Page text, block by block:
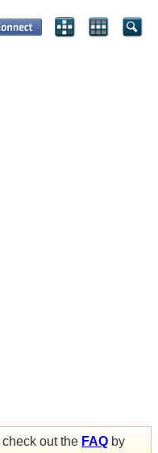
check out the FAQ by